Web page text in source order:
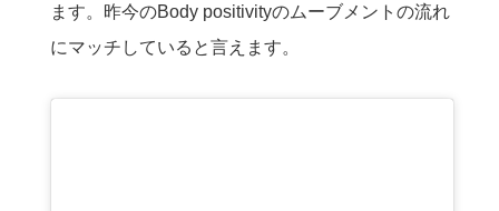
ます。昨今のBody positivityのムーブメントの流れ
にマッチしていると言えます。